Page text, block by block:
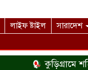
লাইফ ষ্টাইল সারাদেশ
কুড়িগ্রামে